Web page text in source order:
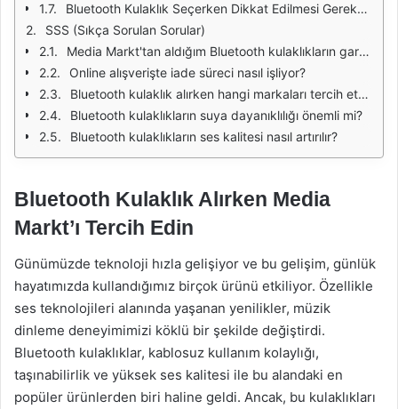
Bluetooth Kulaklık Seçerken Dikkat Edilmesi Gerekenler
SSS (Sıkça Sorulan Sorular)
Media Markt'tan aldığım Bluetooth kulaklıkların garanti süresi ne kadardır?
Online alışverişte iade süreci nasıl işliyor?
Bluetooth kulaklık alırken hangi markaları tercih etmeliyim?
Bluetooth kulaklıkların suya dayanıklılığı önemli mi?
Bluetooth kulaklıkların ses kalitesi nasıl artırılır?
Bluetooth Kulaklık Alırken Media
Markt’ı Tercih Edin
Günümüzde teknoloji hızla gelişiyor ve bu gelişim, günlük
hayatımızda kullandığımız birçok ürünü etkiliyor. Özellikle
ses teknolojileri alanında yaşanan yenilikler, müzik
dinleme deneyimimizi köklü bir şekilde değiştirdi.
Bluetooth kulaklıklar, kablosuz kullanım kolaylığı,
taşınabilirlik ve yüksek ses kalitesi ile bu alandaki en
popüler ürünlerden biri haline geldi. Ancak, bu kulaklıkları